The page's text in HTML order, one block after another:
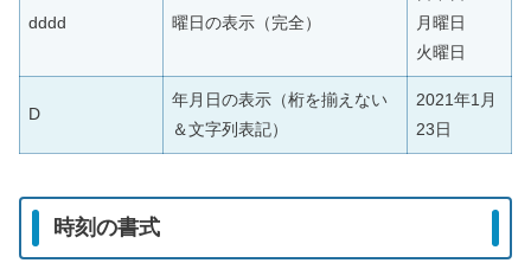
dddd 曜日の表示（完全）
月曜日
火曜日
D
年月日の表示（桁を揃えない
＆文字列表記）
2021年1月
23日
時刻の書式